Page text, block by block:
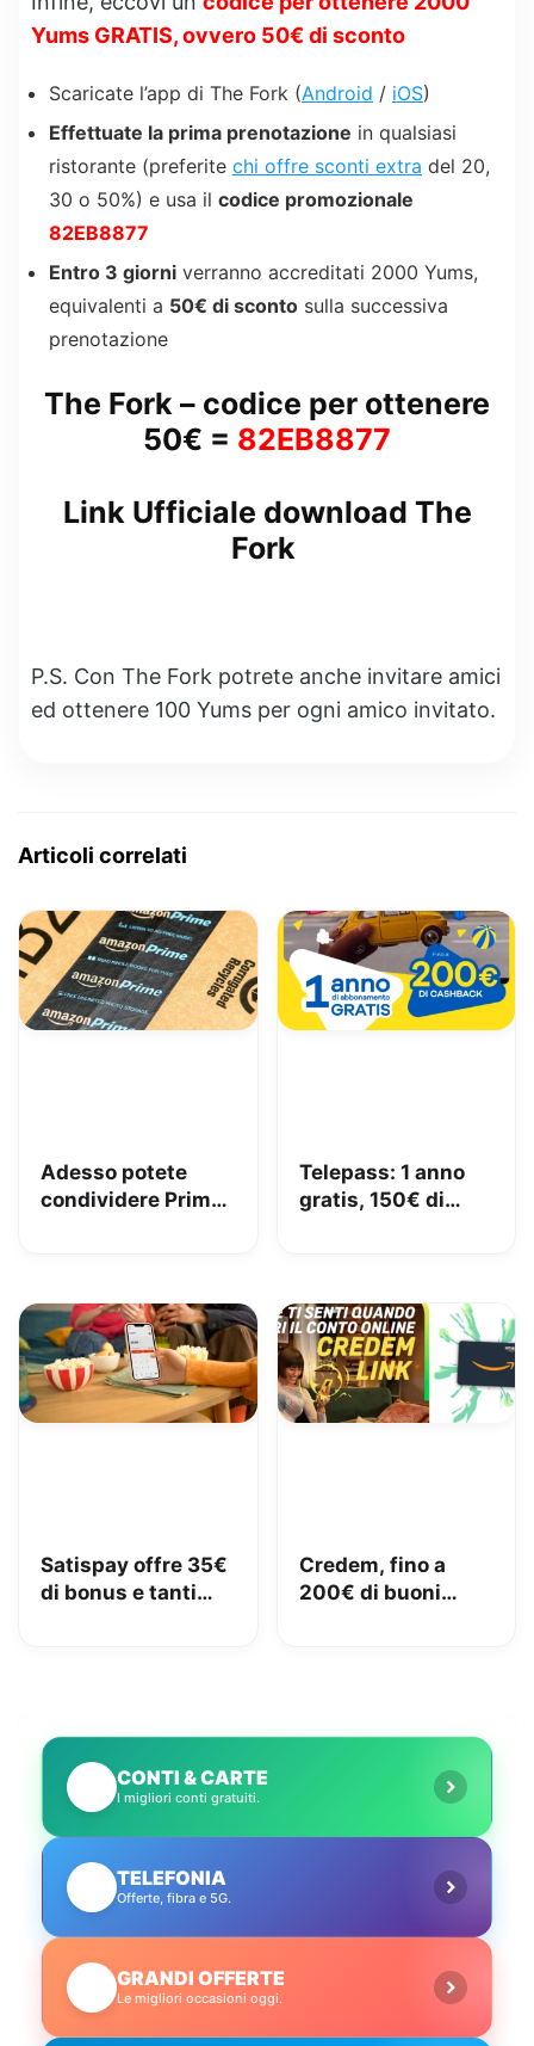
Yums GRATIS, ovvero 50€ di sconto
Scaricate l’app di The Fork (Android / iOS)
Effettuate la prima prenotazione in qualsiasi
ristorante (preferite chi offre sconti extra del 20,
30 o 50%) e usa il codice promozionale
82EB8877
Entro 3 giorni verranno accreditati 2000 Yums,
equivalenti a 50€ di sconto sulla successiva
prenotazione
The Fork – codice per ottenere
50€ = 82EB8877
Link Ufficiale download The
Fork
P.S. Con The Fork potrete anche invitare amici
ed ottenere 100 Yums per ogni amico invitato.
Articoli correlati
Adesso potete
condividere Prime
Telepass: 1 anno
gratis, 150€ di
Satispay offre 35€
di bonus e tanti
Credem, fino a
200€ di buoni
CONTI & CARTE
I migliori conti gratuiti.
TELEFONIA
Offerte, fibra e 5G.
GRANDI OFFERTE
Le migliori occasioni oggi.